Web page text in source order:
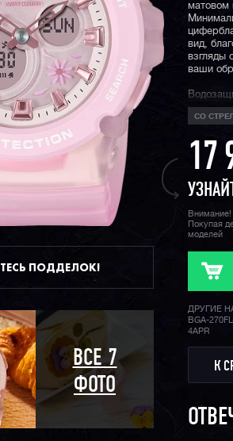
ПОДДЕЛОК!
ВСЕ 7
ФОТО
матовом
вид,
взгляды
ваши
в часах,
СО
17
Внимание!
Покупая
моделей
ДРУГИЕ
BGA-
4APR
К